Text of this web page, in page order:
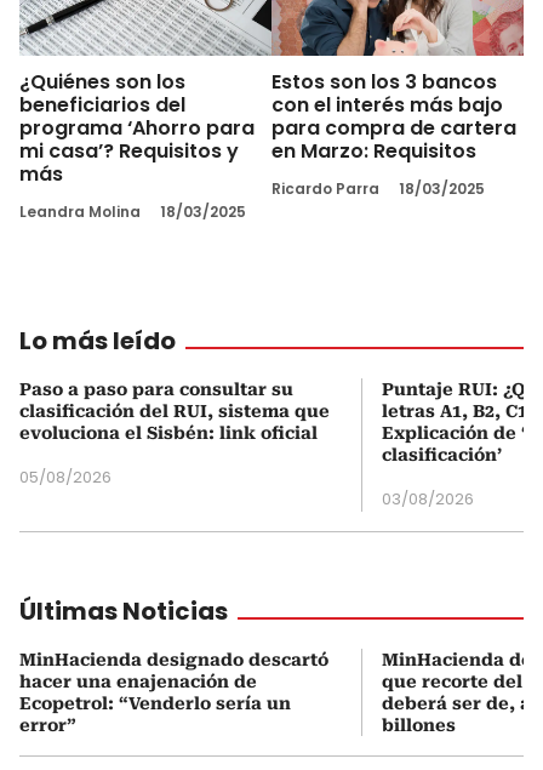
¿Quiénes son los
beneficiarios del
programa ‘Ahorro para
mi casa’? Requisitos y
más
Leandra Molina 18/03/2025
Estos son los 3 bancos
con el interés más bajo
para compra de cartera
en Marzo: Requisitos
Ricardo Parra 18/03/2025
Lo más leído
Paso a paso para consultar su
clasificación del RUI, sistema que
evoluciona el Sisbén: link oficial
05/08/2026
Puntaje RUI:
letras A1, B2, C1
Explicación de
clasificación’
03/08/2026
Últimas Noticias
MinHacienda designado descartó
hacer una enajenación de
Ecopetrol: “Venderlo sería un
error”
MinHacienda
que recorte del
deberá ser de, al
billones